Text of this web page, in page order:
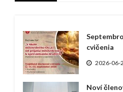
cvičenia
2026-06-
Noví